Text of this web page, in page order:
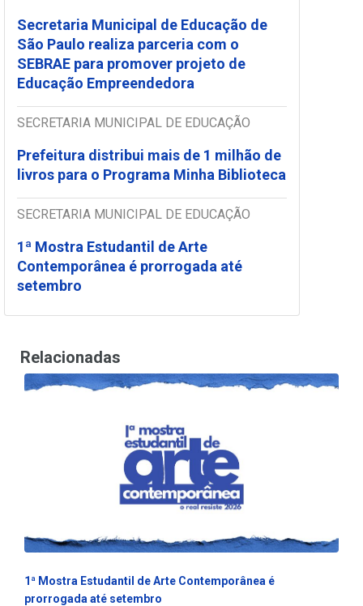
Secretaria Municipal de Educação de
São Paulo realiza parceria com o
SEBRAE para promover projeto de
Educação Empreendedora
SECRETARIA MUNICIPAL DE EDUCAÇÃO
Prefeitura distribui mais de 1 milhão de
livros para o Programa Minha Biblioteca
SECRETARIA MUNICIPAL DE EDUCAÇÃO
1ª Mostra Estudantil de Arte
Contemporânea é prorrogada até
setembro
Relacionadas
1ª Mostra Estudantil de Arte Contemporânea é
prorrogada até setembro